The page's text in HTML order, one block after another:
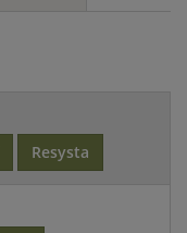
Resysta